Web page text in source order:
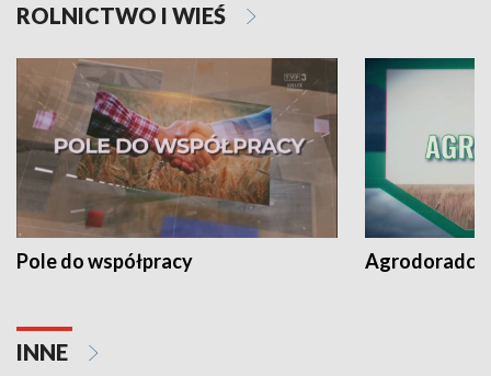
ROLNICTWO I WIEŚ
Pole do współpracy Agrodoradcy
INNE